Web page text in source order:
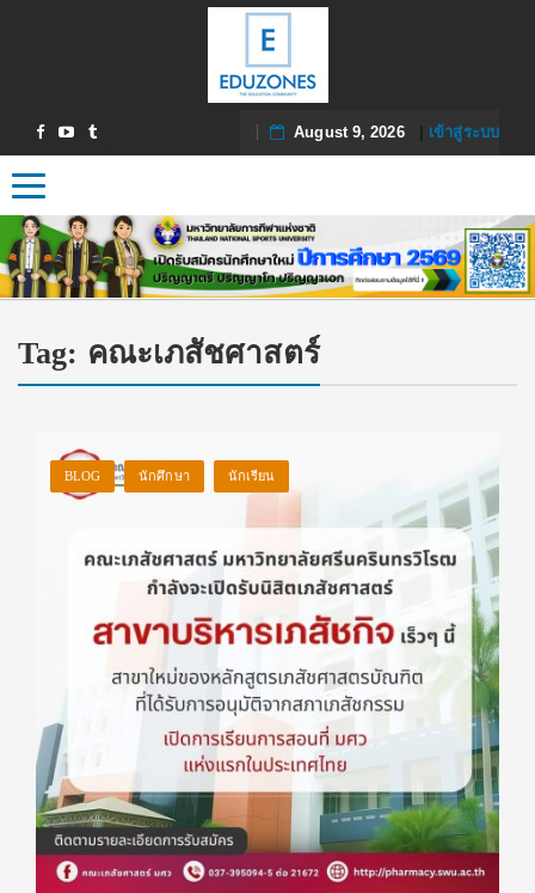
August 9, 2026| เข้าสู่ระบบ
Toggle navigation
Tag: คณะเภสัชศาสตร์
BLOG นักศึกษา นักเรียน